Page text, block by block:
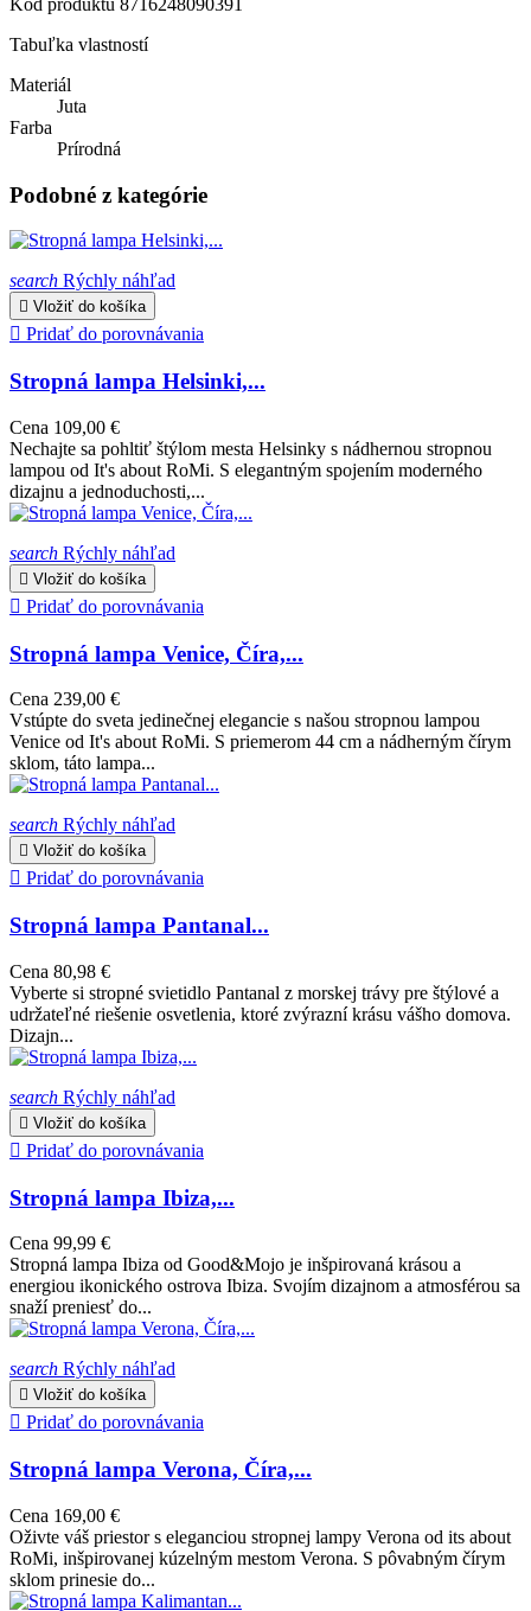
Kód produktu 8716248090391
Tabuľka vlastností
Materiál
Juta
Farba
Prírodná
Podobné z kategórie
search Rýchly náhľad
 Vložiť do košíka
 Pridať do porovnávania
Stropná lampa Helsinki,...
Cena 109,00 €
Nechajte sa pohltiť štýlom mesta Helsinky s nádhernou stropnou
lampou od It's about RoMi. S elegantným spojením moderného
dizajnu a jednoduchosti,...
search Rýchly náhľad
 Vložiť do košíka
 Pridať do porovnávania
Stropná lampa Venice, Číra,...
Cena 239,00 €
Vstúpte do sveta jedinečnej elegancie s našou stropnou lampou
Venice od It's about RoMi. S priemerom 44 cm a nádherným čírym
sklom, táto lampa...
search Rýchly náhľad
 Vložiť do košíka
 Pridať do porovnávania
Stropná lampa Pantanal...
Cena 80,98 €
Vyberte si stropné svietidlo Pantanal z morskej trávy pre štýlové a
udržateľné riešenie osvetlenia, ktoré zvýrazní krásu vášho domova.
Dizajn...
search Rýchly náhľad
 Vložiť do košíka
 Pridať do porovnávania
Stropná lampa Ibiza,...
Cena 99,99 €
Stropná lampa Ibiza od Good&Mojo je inšpirovaná krásou a
energiou ikonického ostrova Ibiza. Svojím dizajnom a atmosférou sa
snaží preniesť do...
search Rýchly náhľad
 Vložiť do košíka
 Pridať do porovnávania
Stropná lampa Verona, Číra,...
Cena 169,00 €
Oživte váš priestor s eleganciou stropnej lampy Verona od its about
RoMi, inšpirovanej kúzelným mestom Verona. S pôvabným čírym
sklom prinesie do...